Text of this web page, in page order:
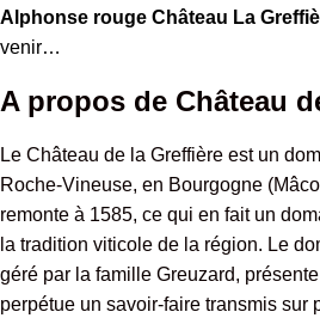
Alphonse rouge Château La
venir…
A propos de Château
Le Château de la Greffière est un
Roche-Vineuse, en Bourgogne
remonte à 1585, ce qui en fait un
la tradition viticole de la région. Le
géré par la famille Greuzard,
perpétue un savoir-faire transmis sur